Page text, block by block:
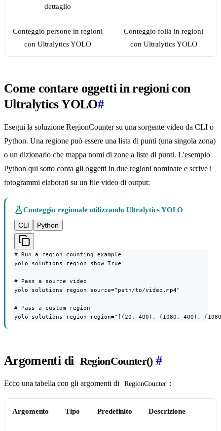
Conteggio persone in regioni
con Ultralytics YOLO
Conteggio folla in regioni
con Ultralytics YOLO
Come contare oggetti in regioni con
Ultralytics YOLO#
Esegui la soluzione RegionCounter su una sorgente video da CLI o
Python. Una regione può essere una lista di punti (una singola zona)
o un dizionario che mappa nomi di zone a liste di punti. L'esempio
Python qui sotto conta gli oggetti in due regioni nominate e scrive i
fotogrammi elaborati su un file video di output:
Conteggio regionale utilizzando Ultralytics YOLO
CLI
Python
# Run a region counting example
yolo solutions region show=True
# Pass a source video
yolo solutions region source="path/to/video.mp4"
# Pass a custom region
yolo solutions region region="[(20, 400), (1080, 400),
Argomenti di RegionCounter() #
Ecco una tabella con gli argomenti di RegionCounter :
Argomento Tipo Predefinito Descrizione